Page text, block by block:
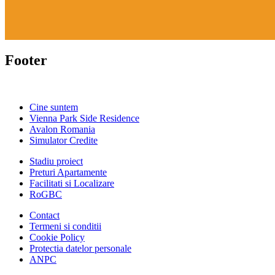
Footer
Cine suntem
Vienna Park Side Residence
Avalon Romania
Simulator Credite
Stadiu proiect
Preturi Apartamente
Facilitati si Localizare
RoGBC
Contact
Termeni si conditii
Cookie Policy
Protectia datelor personale
ANPC